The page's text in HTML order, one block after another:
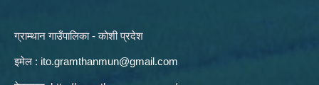
ग्राम्थान गाउँपालिका - कोशी प्रदेश
इमेल : ito.gramthanmun@gmail.com